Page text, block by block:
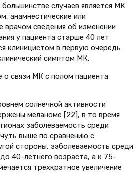
случаев является МК
анамнестические или
врачом сведения об изменении
у пациента старше 40 лет
клиницистом в первую очередь
симптом МК.
связи МК с полом пациента
солнечной активности
меланоме [22], в то время
заболеваемость среди
выше по сравнению с
стороны, заболеваемость среди
40-летнего возраста, а к 75-
трехкратное увеличение